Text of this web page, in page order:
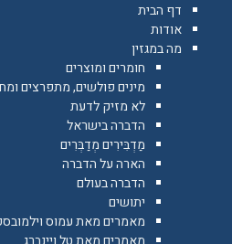
דף הבית
אודות
מה במגזין
חומרים ומוצרים
מינים פולשים, מתפרצים
לא מזיק לדעת
הדברה בישראל
מַדְבִּירִים מְדַבְּרִים
הארה על הדברה
הדברה בעולם
יתושים
מאמרים מאת עמוס